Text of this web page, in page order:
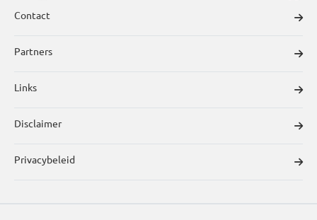
Contact
Partners
Links
Disclaimer
Privacybeleid